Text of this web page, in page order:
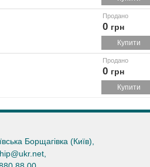
Продано
0 грн
Купити
Продано
0 грн
Купити
Борщагівка (Київ)